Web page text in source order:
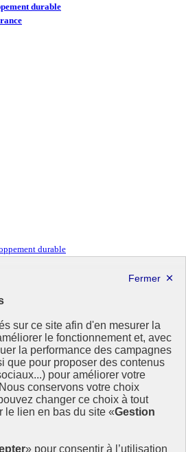
sur ce site afin d'en mesurer la
le fonctionnement et, avec
la performance des campagnes
que pour proposer des contenus
pour améliorer votre
conservons votre choix
changer ce choix à tout
le lien en bas du site «Gestion
» pour consentir à l’utilisation
durable
durable
de référence concernant l’Agenda
la France. Il valorise la mobilisation de
nouvelle fenêtre